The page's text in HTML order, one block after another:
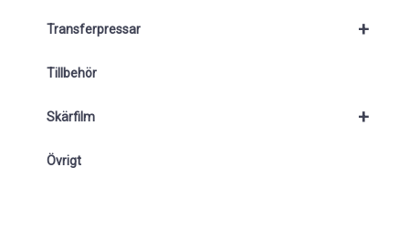
+
Transferpressar
Tillbehör
+
Skärfilm
Övrigt